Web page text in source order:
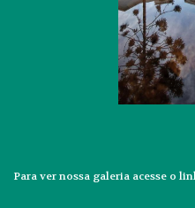
Para ver nossa galeria acesse o